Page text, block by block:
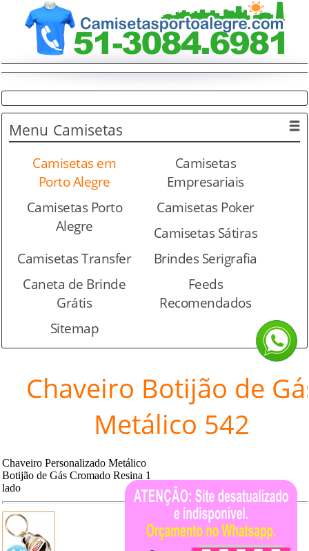
Menu Camisetas
Camisetas em
Porto Alegre
Camisetas
Empresariais
Camisetas Porto
Alegre
Camisetas Poker
Camisetas Sátiras
Camisetas Transfer
Brindes Serigrafia
Caneta de Brinde
Grátis
Feeds
Recomendados
Sitemap
Chaveiro Botijão de
Metálico 542
Chaveiro Personalizado Metálico
Botijão de Gás Cromado Resina 1
lado